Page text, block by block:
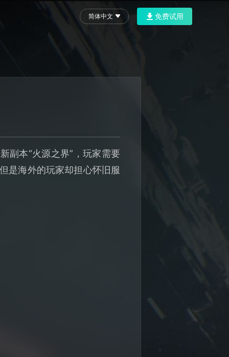
简体中文 免费试用
副本“火源之界”，玩家需要
是海外的玩家却担心怀旧服